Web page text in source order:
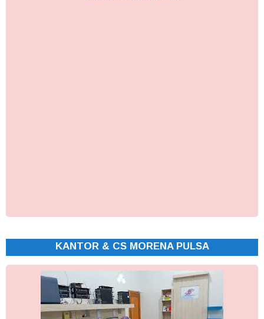
KANTOR & CS MORENA PULSA